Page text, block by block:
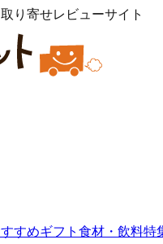
り寄せレビューサイト
すめギフト 食材・飲料特